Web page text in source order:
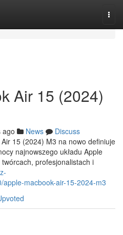
Air 15 (2024)
ago News
Discuss
15 (2024) M3 na nowo definiuje
najnowszego układu Apple
profesjonalistach i
macbook-air-15-2024-m3